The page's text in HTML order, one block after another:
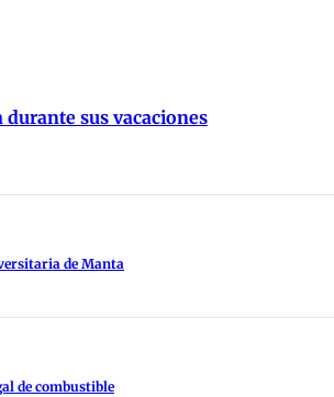
sus vacaciones
de Manta
de combustible